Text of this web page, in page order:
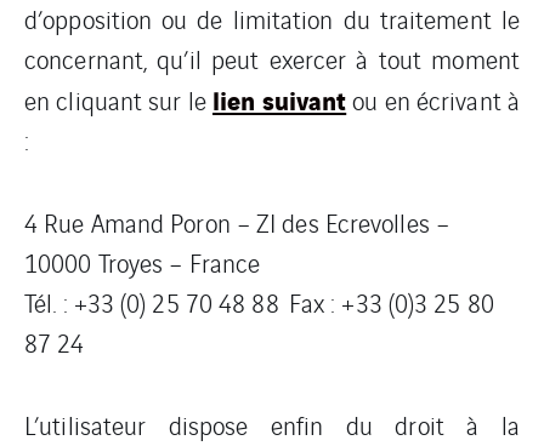
d’opposition ou de limitation du traitement le
concernant, qu’il peut exercer à tout moment
en cliquant sur le lien suivantou en écrivant à
:
4 Rue Amand Poron – ZI des Ecrevolles –
10000 Troyes – France
Tél. : +33 (0) 25 70 48 88 Fax : +33 (0)3 25 80
87 24
L’utilisateur dispose enfin du droit à la